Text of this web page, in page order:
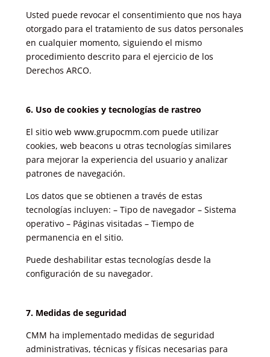
Usted puede revocar el consentimiento que nos haya
otorgado para el tratamiento de sus datos personales
en cualquier momento, siguiendo el mismo
procedimiento descrito para el ejercicio de los
Derechos ARCO.
6. Uso de cookies y tecnologías de rastreo
El sitio web www.grupocmm.com puede utilizar
cookies, web beacons u otras tecnologías similares
para mejorar la experiencia del usuario y analizar
patrones de navegación.
Los datos que se obtienen a través de estas
tecnologías incluyen: – Tipo de navegador – Sistema
operativo – Páginas visitadas – Tiempo de
permanencia en el sitio.
Puede deshabilitar estas tecnologías desde la
configuración de su navegador.
7. Medidas de seguridad
CMM ha implementado medidas de seguridad
administrativas, técnicas y físicas necesarias para